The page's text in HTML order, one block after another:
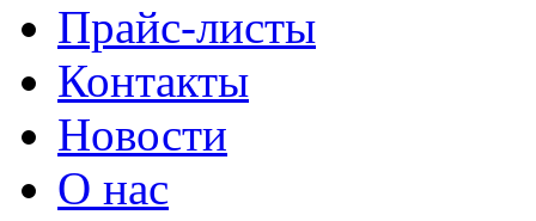
Прайс-листы
Контакты
Новости
О нас